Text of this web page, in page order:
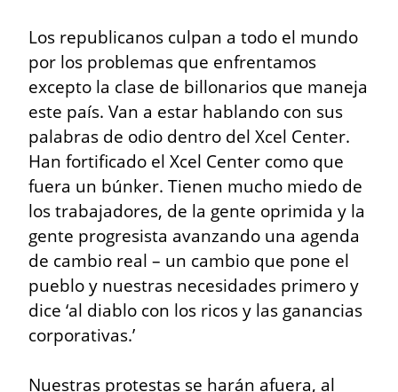
Los republicanos culpan a todo el mundo
por los problemas que enfrentamos
excepto la clase de billonarios que maneja
este país. Van a estar hablando con sus
palabras de odio dentro del Xcel Center.
Han fortificado el Xcel Center como que
fuera un búnker. Tienen mucho miedo de
los trabajadores, de la gente oprimida y la
gente progresista avanzando una agenda
de cambio real – un cambio que pone el
pueblo y nuestras necesidades primero y
dice ‘al diablo con los ricos y las ganancias
corporativas.’
Nuestras protestas se harán afuera, al